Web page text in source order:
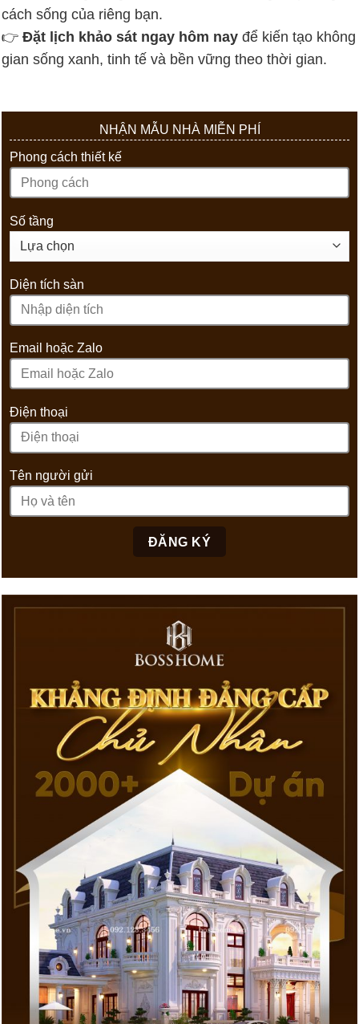
cách sống của riêng bạn.
👉 Đặt lịch khảo sát ngay hôm nay để kiến tạo không
gian sống xanh, tinh tế và bền vững theo thời gian.
NHẬN MẪU NHÀ MIỄN PHÍ
Phong cách thiết kế
Số tầng
Diện tích sàn
Email hoặc Zalo
Điện thoại
Tên người gửi